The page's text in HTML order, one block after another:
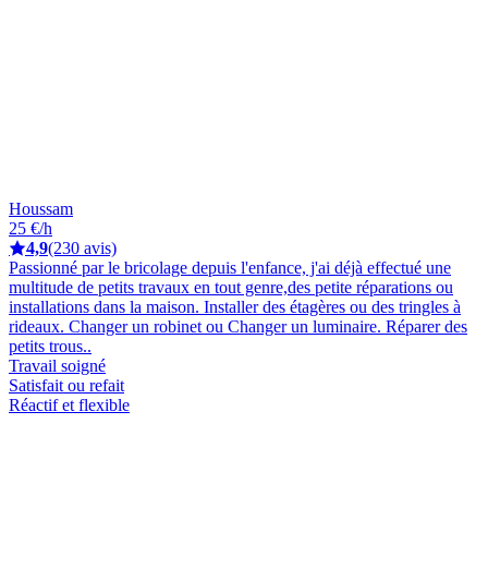
Houssam
25 €/h
4,9(230 avis)
Passionné par le bricolage depuis l'enfance, j'ai déjà effectué une
multitude de petits travaux en tout genre,des petite réparations ou
installations dans la maison. Installer des étagères ou des tringles à
rideaux. Changer un robinet ou Changer un luminaire. Réparer des
petits trous..
Travail soigné
Satisfait ou refait
Réactif et flexible